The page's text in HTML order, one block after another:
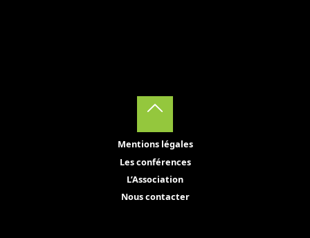
Mentions légales
Les conférences
L’Association
Nous contacter
Back
to
Top